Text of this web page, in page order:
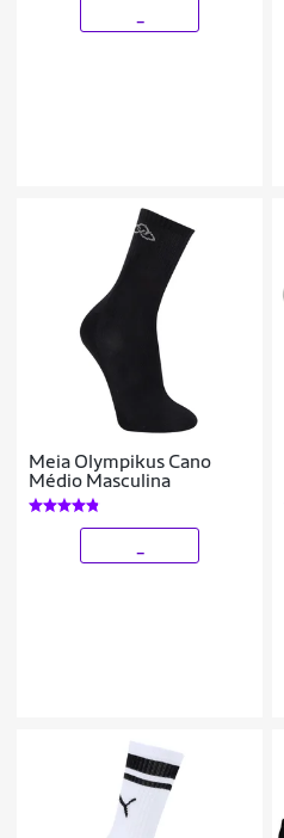
Meia Olympikus Cano
Médio Masculina